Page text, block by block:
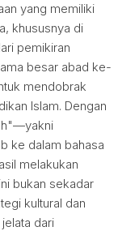
yang memiliki
khususnya di
pemikiran
besar abad ke-
mendobrak
Islam. Dengan
ke dalam bahasa
melakukan
bukan sekadar
kultural dan
dari